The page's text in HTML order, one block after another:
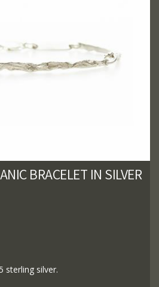
BRACELET IN SILVER
sterling silver.